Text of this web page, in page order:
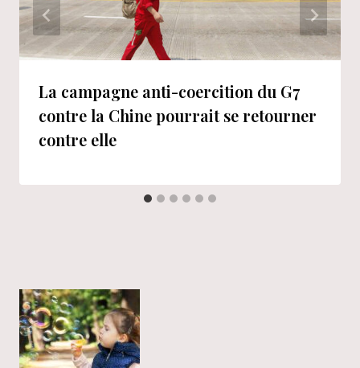
La campagne anti-coercition du G7
contre la Chine pourrait se retourner
contre elle